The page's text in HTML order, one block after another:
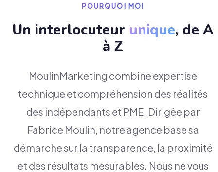
POURQUOI MOI
Un interlocuteur unique, de A
à Z
MoulinMarketing combine expertise
technique et compréhension des réalités
des indépendants et PME. Dirigée par
Fabrice Moulin, notre agence base sa
démarche sur la transparence, la proximité
et des résultats mesurables. Nous ne vous